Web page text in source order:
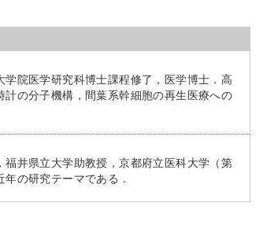
院医学研究科博士課程修了，医学博士．高
の分子機構，間葉系幹細胞の再生医療への
井県立大学助教授，京都府立医科大学（第
の研究テーマである．